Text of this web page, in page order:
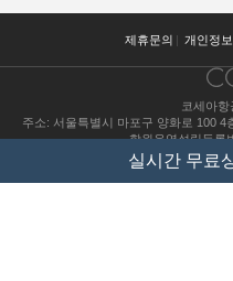
나.수집하는 개인정보의 항목
코세아항공승무원학원은 고
개인정보를 아래와 같이 수집
- 이름, 핸드폰, 이메일, 직업,
다.개인정보의 보유 및 이용 기
없이 파기합니다
제휴문의 | 개인정
코세아항
주소: 서울특별시 마포구 양화로 100 4
학원운영설립등록
수
copyright(c)
실시간 무료